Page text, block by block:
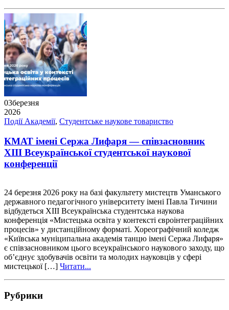
03березня
2026
Події Академії, Студентське наукове товариство
КМАТ імені Сержа Лифаря — співзасновник
ХІІІ Всеукраїнської студентської наукової
конференції
24 березня 2026 року на базі факультету мистецтв Уманського
державного педагогічного університету імені Павла Тичини
відбудеться ХІІІ Всеукраїнська студентська наукова
конференція «Мистецька освіта у контексті євроінтеграційних
процесів» у дистанційному форматі. Хореографічний коледж
«Київська муніципальна академія танцю імені Сержа Лифаря»
є співзасновником цього всеукраїнського наукового заходу, що
об’єднує здобувачів освіти та молодих науковців у сфері
мистецької […] Читати...
Рубрики